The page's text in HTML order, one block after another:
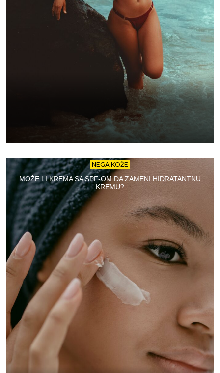
NEGA KOŽE
MOŽE LI KREMA SA SPF-OM DA ZAMENI HIDRATANTNU
KREMU?